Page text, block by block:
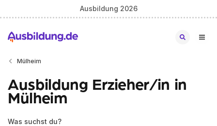
Ausbildung 2026
Mülheim
Ausbildung Erzieher/in in
Mülheim
Was suchst du?